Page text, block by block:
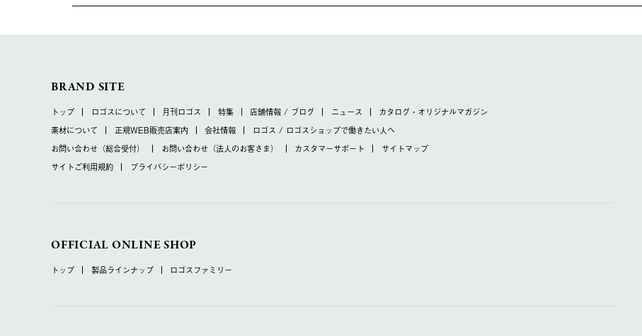
BRAND SITE
トップ ロゴスについて 月刊ロゴス 特集 店舗情報 / ブログ ニュース
カタログ・オリジナルマガジン
素材について
正規WEB販売店案内 会社情報 ロゴス / ロゴスショップで働きたい人へ
お問い合わせ （総合受付） お問い合わせ （法人のお客さま） カスタマーサポート
サイトマップ
サイトご利用規約
プライバシーポリシー
OFFICIAL ONLINE SHOP
トップ 製品ラインナップ ロゴスファミリー